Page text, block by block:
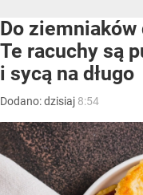
Do
Te racuchy są
i sycą na długo
Dodano:dzisiaj 8:54